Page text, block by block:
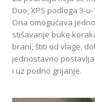
Duo, XPS podloga 3-
Ona omogućava
stišavanje buke
brani, štiti od vlage,
jednostavno
i uz podno grijanje.